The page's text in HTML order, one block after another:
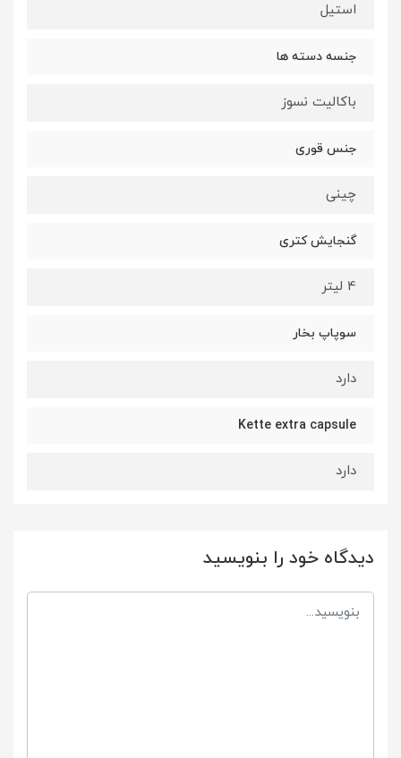
استیل
جنسه دسته ها
باکالیت نسوز
جنس قوری
چینی
گنجایش کتری
4 لیتر
سوپاپ بخار
دارد
Kette extra capsule
دارد
دیدگاه خود را بنویسید